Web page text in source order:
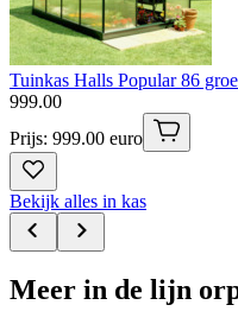
Tuinkas Halls Popular 86
999.00
Prijs: 999.00 euro
Bekijk alles in kas
Meer in de lijn